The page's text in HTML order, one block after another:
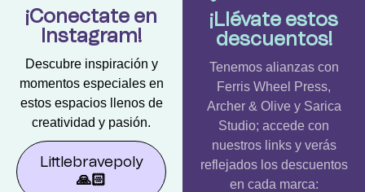
¡Conectate en
Instagram!
Descubre inspiración y
momentos especiales en
estos espacios llenos de
creatividad y pasión.
Littlebravepoly
🙏🏻
¡Llévate estos
descuentos!
Tenemos alianzas con
Ferris Wheel Press,
Archer & Olive y Sarica
Studio; accede con
nuestros links y verás
reflejados los descuentos
en cada marca: